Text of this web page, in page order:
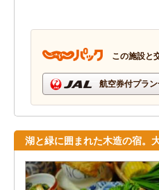
この施設と
航空券付プラ
湖と緑に囲まれた木造の宿。